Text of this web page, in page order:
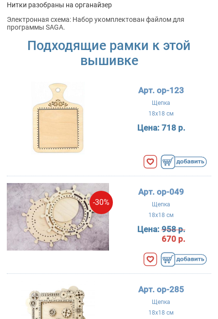
Нитки разобраны на органайзер
Электронная схема: Набор укомплектован файлом для
программы SAGA.
Подходящие рамки к этой
вышивке
Арт. ор-123
Щепка
18x18 см
Цена: 718 р.
-30%
Арт. ор-049
Щепка
18x18 см
Цена:958 р.
670 р.
Арт. ор-285
Щепка
18x18 см